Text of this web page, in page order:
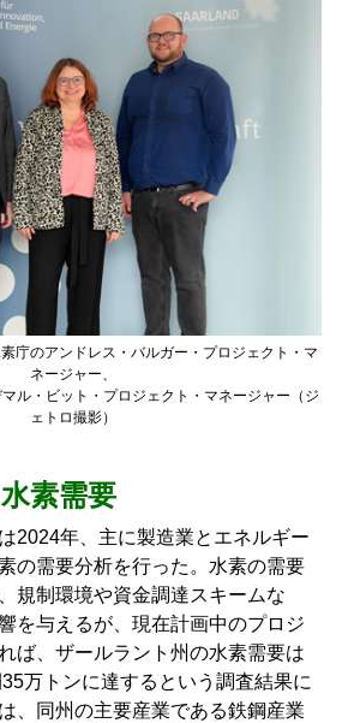
庁のアンドレス・バルガー・プロジェクト・マ
ネージャー、
ル・ビット・プロジェクト・マネージャー（ジ
ェトロ撮影）
素需要
2024年、主に製造業とエネルギー
の需要分析を行った。水素の需要
規制環境や資金調達スキームな
を与えるが、現在計画中のプロジ
ば、ザールラント州の水素需要は
万トンに達するという調査結果に
、同州の主要産業である鉄鋼産業